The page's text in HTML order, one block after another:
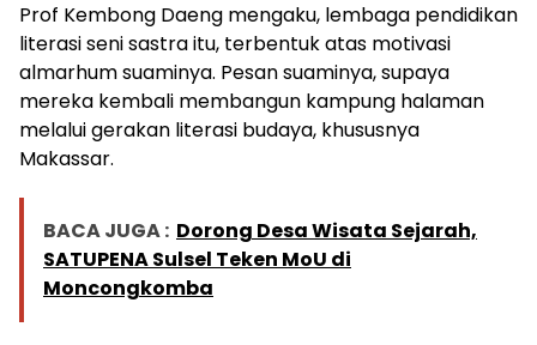
Prof Kembong Daeng mengaku, lembaga pendidikan
literasi seni sastra itu, terbentuk atas motivasi
almarhum suaminya. Pesan suaminya, supaya
mereka kembali membangun kampung halaman
melalui gerakan literasi budaya, khususnya
Makassar.
BACA JUGA : Dorong Desa Wisata Sejarah,
SATUPENA Sulsel Teken MoU di
Moncongkomba